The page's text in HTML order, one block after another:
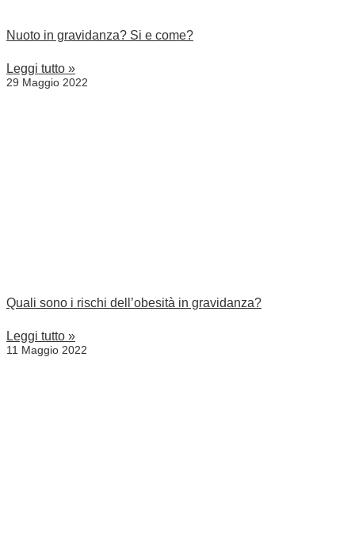
Nuoto in gravidanza? Si e come?
Leggi tutto »
29 Maggio 2022
Quali sono i rischi dell’obesità in gravidanza?
Leggi tutto »
11 Maggio 2022